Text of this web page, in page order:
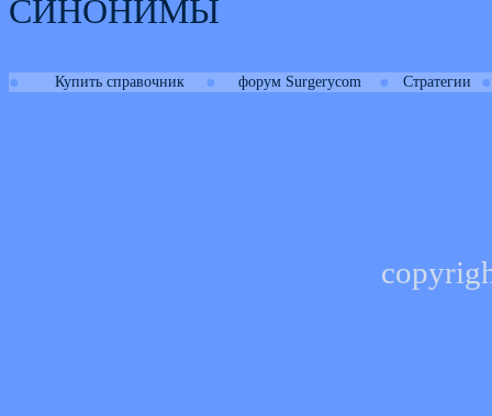
СИНОНИМЫ
● Купить справочник ● форум Surgerycom ● Стратегии ●